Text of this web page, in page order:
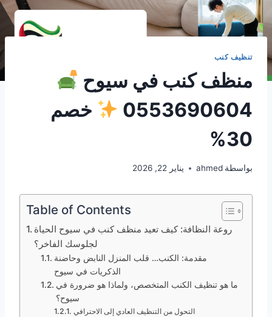
تنظيف كنب
منظف كنب في سيوح
0553690604
خصم
30%
بواسطة ahmed يناير 22, 2026
Table of Contents
روعة النظافة: كيف تعيد منظف كنب في سيوح الحياة
لجلوسك الفاخر؟
مقدمة: الكنب… قلب المنزل النابض وحاضنة
الذكريات في سيوح
ما هو تنظيف الكنب المتخصص، ولماذا هو ضرورة في
سيوح؟
التحول من التنظيف العادي إلى الاحترافي